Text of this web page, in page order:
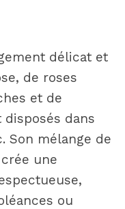
délicat et
de roses
et de
dans
Son mélange de
une
ou